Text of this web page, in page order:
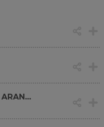
CL DE LA VIRGEN DE ARANZAZU, 3